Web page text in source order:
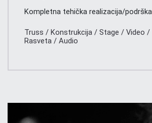
Kompletna tehička realizacija/podrška
Truss / Konstrukcija / Stage / Video /
Rasveta / Audio